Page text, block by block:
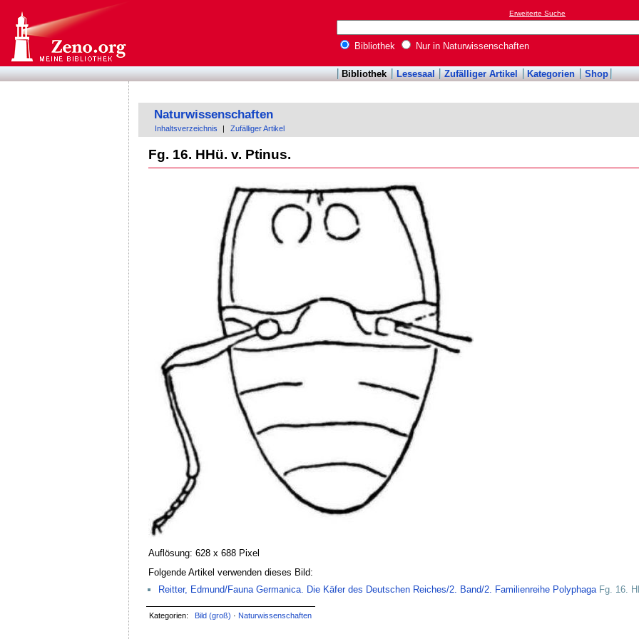
Erweiterte Suche
Bibliothek Nur in Naturwissenschaften
Bibliothek Lesesaal Zufälliger Artikel Kategorien Shop
Naturwissenschaften
Inhaltsverzeichnis Zufälliger Artikel
Fg. 16. HHü. v. Ptinus.
Auflösung: 628 x 688 Pixel
Folgende Artikel verwenden dieses Bild:
Reitter, Edmund/Fauna Germanica. Die Käfer des Deutschen Reiches/2. Band/2. Familienreihe Polyphaga Fg. 16.
Kategorien: Bild (groß) · Naturwissenschaften